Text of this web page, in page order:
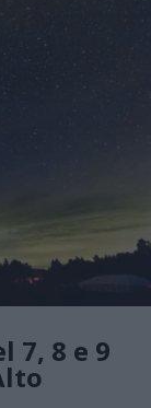
7, 8 e 9